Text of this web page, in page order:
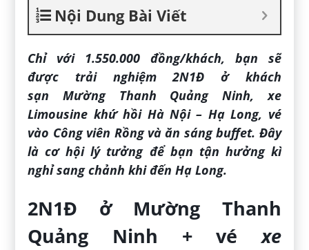
Nội Dung Bài Viết
Chỉ với 1.550.000 đồng/khách, bạn sẽ
được trải nghiệm 2N1Đ ở khách
sạn Mường Thanh Quảng Ninh, xe
Limousine khứ hồi Hà Nội – Hạ Long, vé
vào Công viên Rồng và ăn sáng buffet. Đây
là cơ hội lý tưởng để bạn tận hưởng kì
nghỉ sang chảnh khi đến Hạ Long.
2N1Đ ở Mường Thanh
Quảng Ninh + véxe